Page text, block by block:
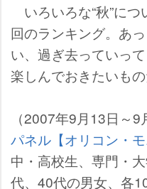
いろいろな“秋”に
回のランキング。あ
い、過ぎ去っていっ
楽しんでおきたいもの
（2007年9月13日～9
パネル【オリコン・モ
中・高校生、専門・
代、40代の男女、各